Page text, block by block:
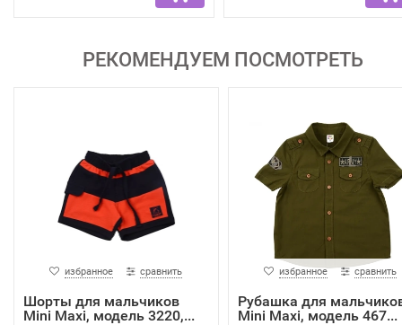
РЕКОМЕНДУЕМ ПОСМОТРЕТЬ
избранное сравнить
Шорты для мальчиков
Mini Maxi, модель 3220,...
избранное сравнить
Рубашка для
Mini Maxi, модель 467...